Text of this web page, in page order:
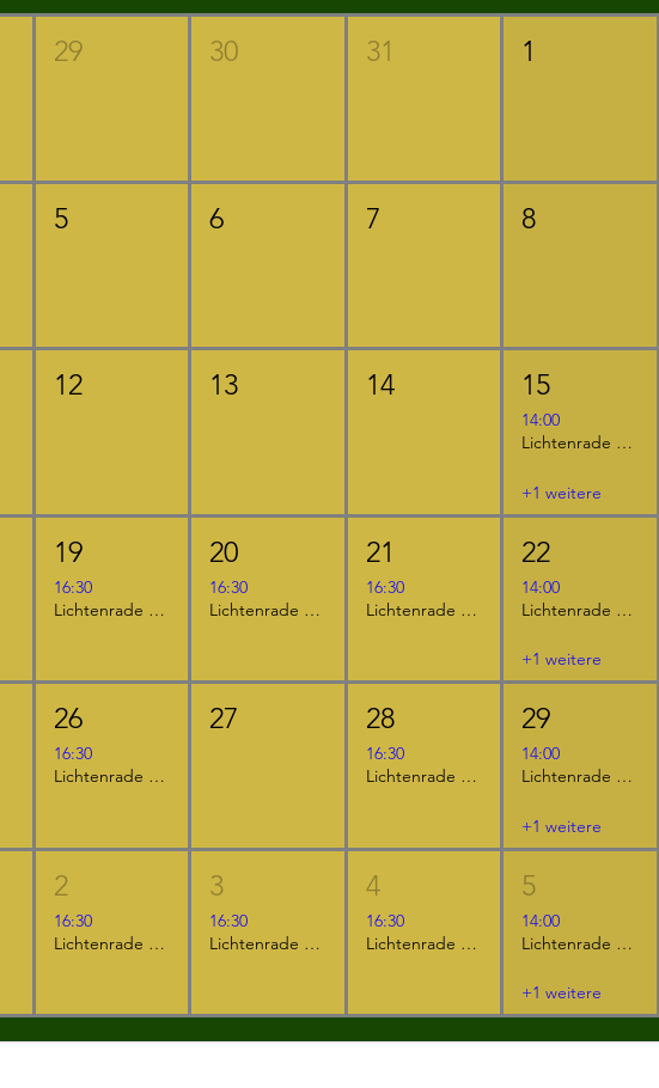
29 30 31 1
5 6 7 8
12 13 14 15
14:00
Lichtenrade - "Furzipups und Lulu Lavazunge"
+1 weitere
19
16:30
Lichtenrade - "Das NEINhorn und die SchLANGEWEILE"
20
16:30
Lichtenrade - "Furzipups, der Knatterdrache"
21
16:30
Lichtenrade - "Furzipups und Lulu Lavazunge"
22
14:00
Lichtenrade - "Der kleine Ritter Kackebart"
+1 weitere
26
16:30
Lichtenrade - "Furzipups, der Knatterdrache"
27 28
16:30
Lichtenrade - "Der kleine Ritter Kackebart"
29
14:00
Lichtenrade - "Das NEINhorn"
+1 weitere
2
16:30
Lichtenrade - "Furzipups und Lulu Lavazunge"
3
16:30
Lichtenrade - "Der kleine Ritter Kackebart"
4
16:30
Lichtenrade - "Das NEINhorn"
5
14:00
Lichtenrade - "Das NEINhorn und die SchLANGEWEILE"
+1 weitere